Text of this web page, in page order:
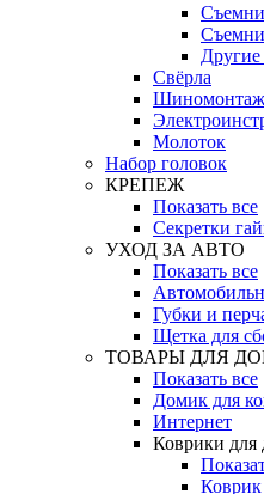
Свёрла
Молоток
Набор головок
КРЕПЕЖ
Показать все
Секретки
УХОД ЗА АВТО
Показать все
Губки и
Щетка для
ТОВАРЫ ДЛЯ
Показать все
Домик для
Интернет
Коврики для